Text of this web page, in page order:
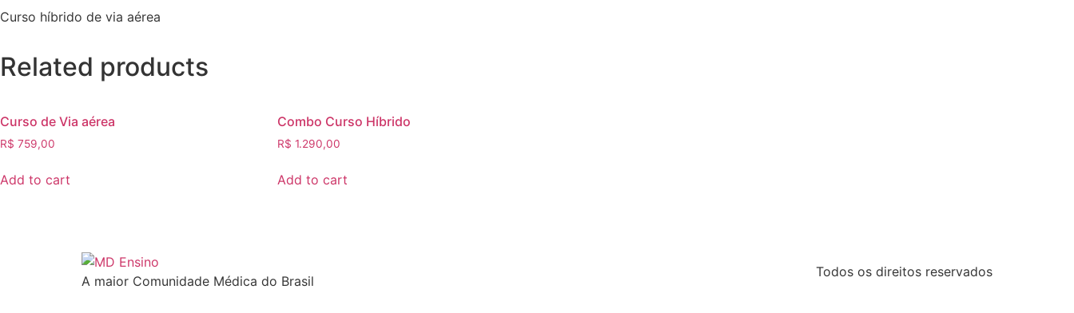
Curso híbrido de via aérea
Related products
Curso de Via aérea
R$ 759,00
Add to cart
Combo Curso Híbrido
R$ 1.290,00
Add to cart
A maior Comunidade Médica do Brasil
Todos os direitos reservados